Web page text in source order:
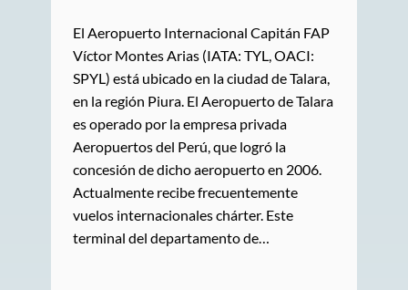
El Aeropuerto Internacional Capitán FAP
Víctor Montes Arias (IATA: TYL, OACI:
SPYL) está ubicado en la ciudad de Talara,
en la región Piura. El Aeropuerto de Talara
es operado por la empresa privada
Aeropuertos del Perú, que logró la
concesión de dicho aeropuerto en 2006.
Actualmente recibe frecuentemente
vuelos internacionales chárter. Este
terminal del departamento de…